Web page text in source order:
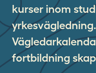
kurser inom
fortbildning